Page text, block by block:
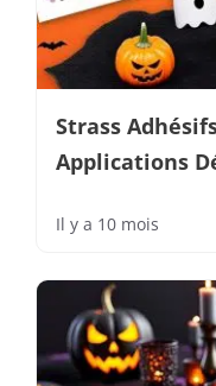
Strass
Applications
Il y a 10 mois